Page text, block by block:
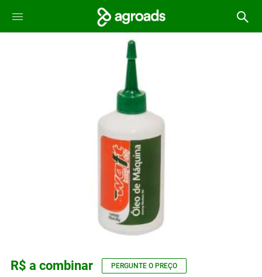
R$ a combinar PERGUNTE O PREÇO